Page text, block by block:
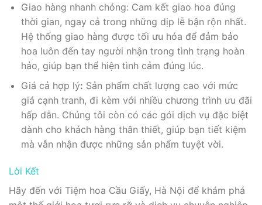
Giao hàng nhanh chóng: Cam kết giao hoa đúng
thời gian, ngay cả trong những dịp lễ bận rộn nhất.
Hệ thống giao hàng được tối ưu hóa để đảm bảo
hoa luôn đến tay người nhận trong tình trạng hoàn
hảo, giúp bạn thể hiện tình cảm đúng lúc.
Giá cả hợp lý: Sản phẩm chất lượng cao với mức
giá cạnh tranh, đi kèm với nhiều chương trình ưu đãi
hấp dẫn. Chúng tôi còn có các gói dịch vụ đặc biệt
dành cho khách hàng thân thiết, giúp bạn tiết kiệm
mà vẫn nhận được những sản phẩm tuyệt vời.
Lời Kết
Hãy đến với Tiệm hoa Cầu Giấy, Hà Nội để khám phá